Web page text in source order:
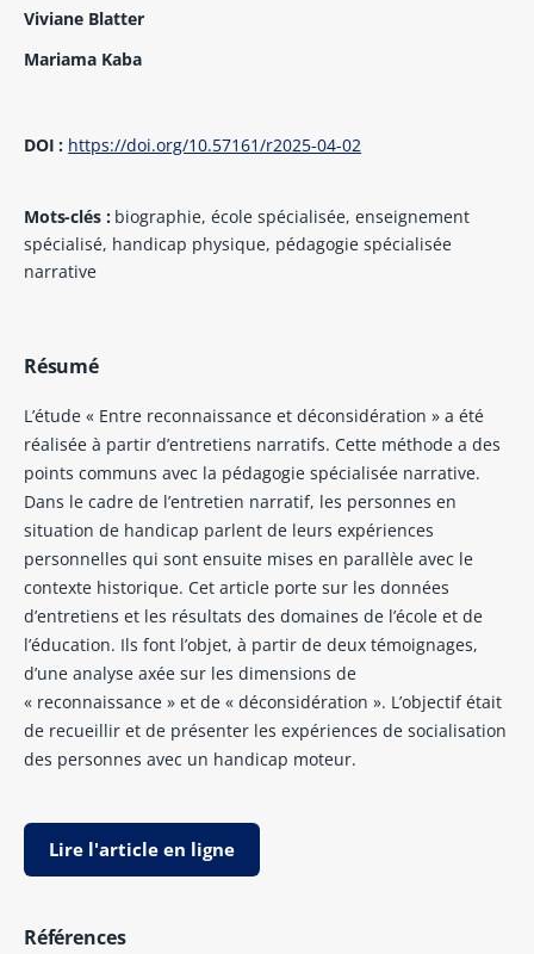
Viviane Blatter
Mariama Kaba
DOI : https://doi.org/10.57161/r2025-04-02
Mots-clés : biographie, école spécialisée, enseignement
spécialisé, handicap physique, pédagogie spécialisée
narrative
Résumé
L’étude « Entre reconnaissance et déconsidération » a été
réalisée à partir d’entretiens narratifs. Cette méthode a des
points communs avec la pédagogie spécialisée narrative.
Dans le cadre de l’entretien narratif, les personnes en
situation de handicap parlent de leurs expériences
personnelles qui sont ensuite mises en parallèle avec le
contexte historique. Cet article porte sur les données
d’entretiens et les résultats des domaines de l’école et de
l’éducation. Ils font l’objet, à partir de deux témoignages,
d’une analyse axée sur les dimensions de
« reconnaissance » et de « déconsidération ». L’objectif était
de recueillir et de présenter les expériences de socialisation
des personnes avec un handicap moteur.
Lire l'article en ligne
Références